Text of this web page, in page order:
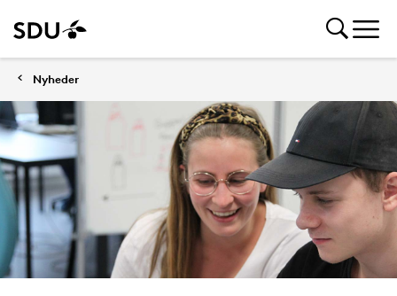
Nyheder